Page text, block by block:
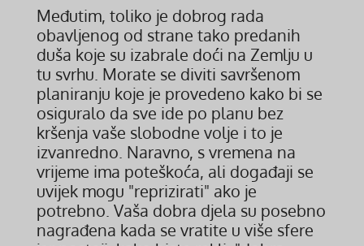
Međutim, toliko je dobrog rada
obavljenog od strane tako predanih
duša koje su izabrale doći na Zemlju u
tu svrhu. Morate se diviti savršenom
planiranju koje je provedeno kako bi se
osiguralo da sve ide po planu bez
kršenja vaše slobodne volje i to je
izvanredno. Naravno, s vremena na
vrijeme ima poteškoća, ali događaji se
uvijek mogu "reprizirati" ako je
potrebno. Vaša dobra djela su posebno
nagrađena kada se vratite u više sfere